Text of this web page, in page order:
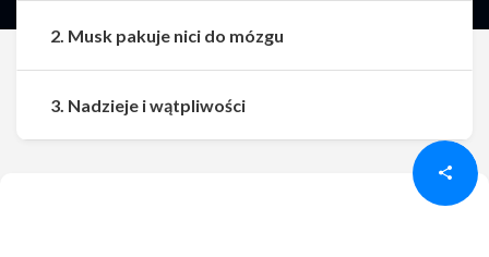
Udostępnij
2. Musk pakuje nici do mózgu
3. Nadzieje i wątpliwości